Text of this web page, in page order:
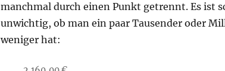
manchmal durch einen Punkt getrennt. Es ist
unwichtig, ob man ein paar Tausender oder
weniger hat: